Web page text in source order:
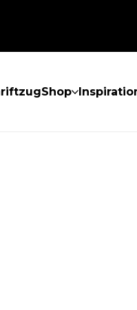
Shop